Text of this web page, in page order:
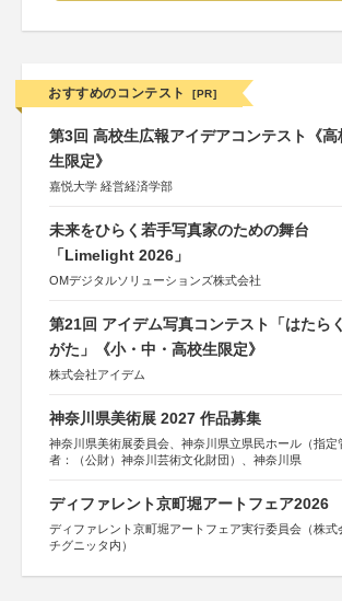
おすすめのコンテスト [PR]
第3回 高校生広報アイデアコンテスト《高
生限定》
嘉悦大学 経営経済学部
未来をひらく若手写真家のための舞台
「Limelight 2026」
OMデジタルソリューションズ株式会社
第21回 アイデム写真コンテスト「はたら
がた」《小・中・高校生限定》
株式会社アイデム
神奈川県美術展 2027 作品募集
神奈川県美術展委員会、神奈川県立県民ホール（指定
者：（公財）神奈川芸術文化財団）、神奈川県
ディファレント京町堀アートフェア2026
ディファレント京町堀アートフェア実行委員会（株式
チグニッタ内）